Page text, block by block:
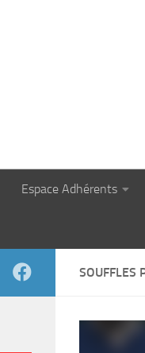
Espace Adhérents
SOUFFLES